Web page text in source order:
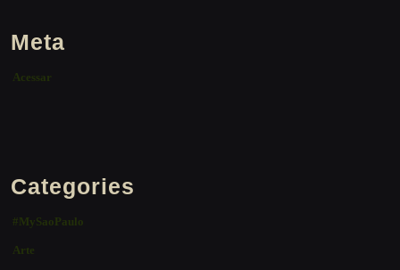
Meta
Acessar
Categories
#MySaoPaulo
Arte